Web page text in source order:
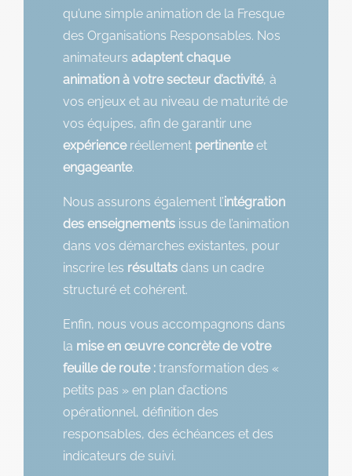
qu’une simple animation de la Fresque
des Organisations Responsables. Nos
animateurs adaptent chaque
animation à votre secteur d’activité, à
vos enjeux et au niveau de maturité de
vos équipes, afin de garantir une
expérienceréellement pertinenteet
engageante.
Nous assurons également l’intégration
des enseignements issus de l’animation
dans vos démarches existantes, pour
inscrire les résultats dans un cadre
structuré et cohérent.
Enfin, nous vous accompagnons dans
la mise en œuvre concrète de votre
feuille de route : transformation des «
petits pas » en plan d’actions
opérationnel, définition des
responsables, des échéances et des
indicateurs de suivi.